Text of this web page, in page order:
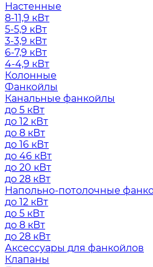
Настенные
8-11,9 кВт
5-5,9 кВт
3-3,9 кВт
6-7,9 кВт
4-4,9 кВт
Колонные
Фанкойлы
Канальные фанкойлы
до 5 кВт
до 12 кВт
до 8 кВт
до 16 кВт
до 46 кВт
до 20 кВт
до 28 кВт
Напольно-потолочные
до 12 кВт
до 5 кВт
до 8 кВт
до 28 кВт
Аксессуары для фанкойлов
Клапаны